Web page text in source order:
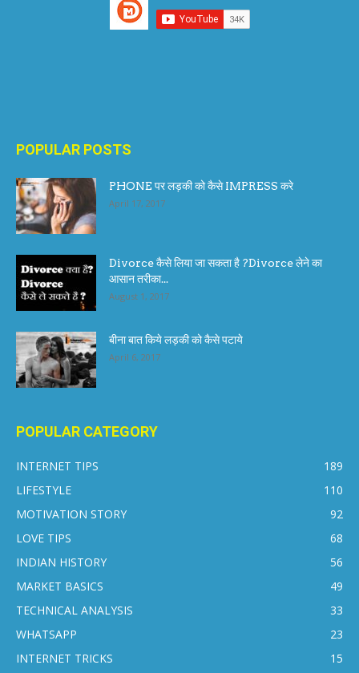
POPULAR POSTS
PHONE पर लड़की को कैसे IMPRESS करे
April 17, 2017
Divorce कैसे लिया जा सकता है ?Divorce लेने का
आसान तरीका...
August 1, 2017
बीना बात किये लड़की को कैसे पटाये
April 6, 2017
POPULAR CATEGORY
INTERNET TIPS
189
LIFESTYLE
110
MOTIVATION STORY
92
LOVE TIPS
68
INDIAN HISTORY
56
MARKET BASICS
49
TECHNICAL ANALYSIS
33
WHATSAPP
23
INTERNET TRICKS
15